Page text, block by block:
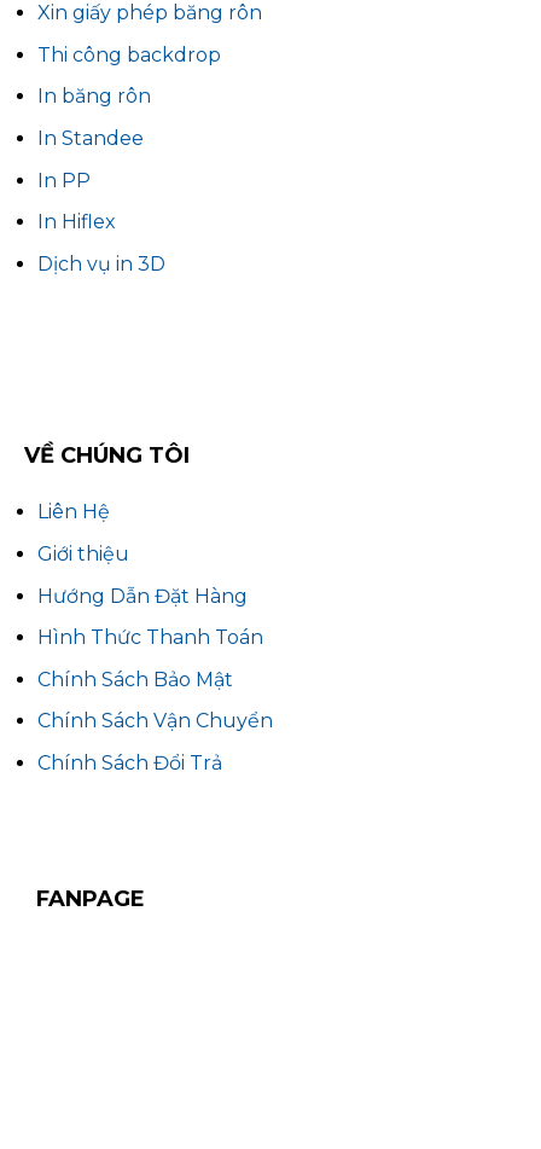
Xin giấy phép băng rôn
Thi công backdrop
In băng rôn
In Standee
In PP
In Hiflex
Dịch vụ in 3D
VỀ CHÚNG TÔI
Liên Hệ
Giới thiệu
Hướng Dẫn Đặt Hàng
Hình Thức Thanh Toán
Chính Sách Bảo Mật
Chính Sách Vận Chuyển
Chính Sách Đổi Trả
FANPAGE